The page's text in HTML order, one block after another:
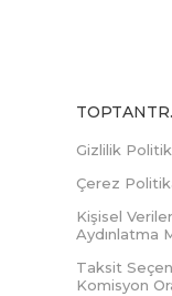
Gizlilik
Çerez
Kişisel
Aydınlatma
Taksit
Komisyon